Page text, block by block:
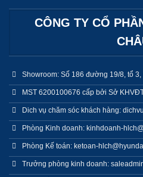
CÔNG TY CỔ
Showroom: Số 186 đường 19/8, tổ
MST 6200100676 cấp bởi Sở
Dich vụ chăm sóc khách hàng:
Phòng Kinh doanh: kinhdoanh-
Phòng Kế toán: ketoan-
Trưởng phòng kinh doanh: